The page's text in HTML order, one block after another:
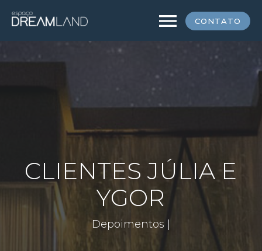
CONTATO
menu
CLIENTES JÚLIA E
YGOR
Depoimentos |